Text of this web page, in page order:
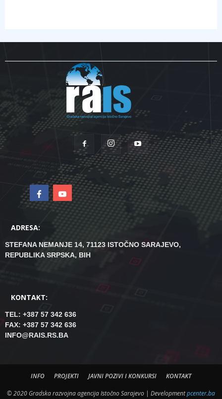
ADRESA:
STEFANA NEMANJE 14, 71123 ISTOČNO SARAJEVO,
REPUBLIKA SRPSKA, BIH
KONTAKT:
TEL: +387 57 342 636
FAX: +387 57 342 636
INFO@RAIS.RS.BA
INFO PROJEKTI JAVNI POZIVI I KONKURSI KONTAKT
© 2020 Gradska razvojna agencija Istočno Sarajevo | Developmentpcenter.ba